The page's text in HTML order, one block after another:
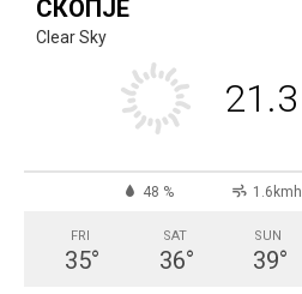
СКОПЈЕ
Clear Sky
21.3
48 % 1.6kmh
FRI
35°
SAT
36°
SUN
39°